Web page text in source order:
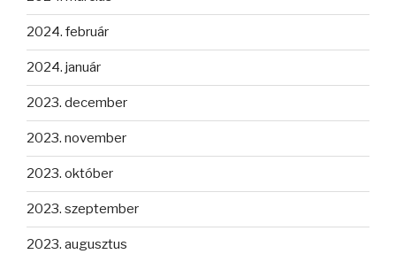
2024. február
2024. január
2023. december
2023. november
2023. október
2023. szeptember
2023. augusztus